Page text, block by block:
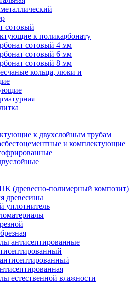
сотовый
к поликарбонату
сотовый 4 мм
сотовый 6 мм
сотовый 8 мм
кольца, люки и
к двухслойным трубам
и комплектующие
(древесно-полимерный композит)
древесины
уплотнитель
антисептированные
естественной влажности